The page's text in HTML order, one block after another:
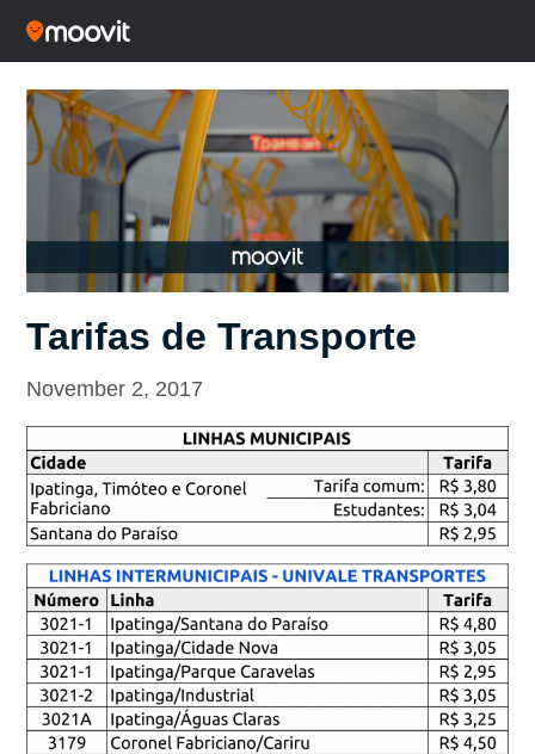
Tarifas de Transporte
November 2, 2017